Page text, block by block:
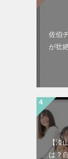
佐伯
が壮
【漆
は？